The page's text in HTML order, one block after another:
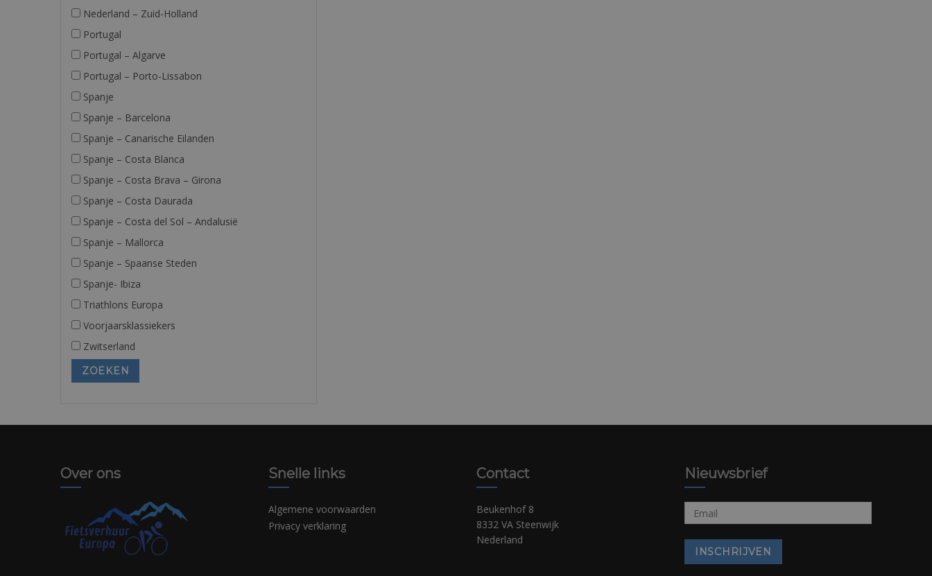
Nederland – Zuid-Holland
Portugal
Portugal – Algarve
Portugal – Porto-Lissabon
Spanje
Spanje – Barcelona
Spanje – Canarische Eilanden
Spanje – Costa Blanca
Spanje – Costa Brava – Girona
Spanje – Costa Daurada
Spanje – Costa del Sol – Andalusië
Spanje – Mallorca
Spanje – Spaanse Steden
Spanje- Ibiza
Triathlons Europa
Voorjaarsklassiekers
Zwitserland
Over ons Snelle links
Algemene voorwaarden
Privacy verklaring
Contact
Beukenhof 8
8332 VA Steenwijk
Nederland
Nieuwsbrief